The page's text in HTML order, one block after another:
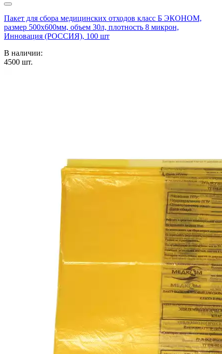
Пакет для сбора медицинских отходов класс Б ЭКОНОМ,
размер 500х600мм, объем 30л, плотность 8 микрон,
Инновация (РОССИЯ), 100 шт
В наличии:
4500 шт.